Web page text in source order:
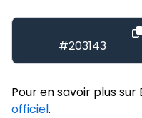
#203143
Pour en savoir plus sur
officiel.